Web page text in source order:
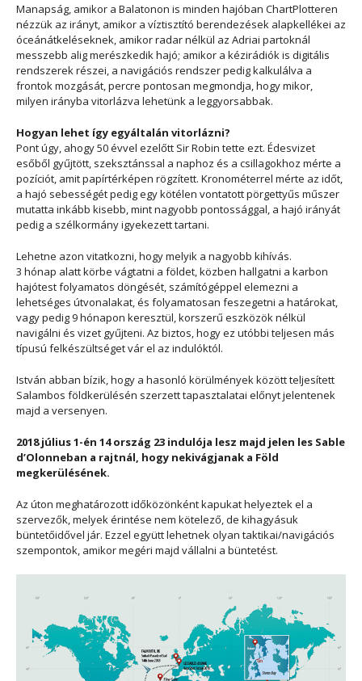
Manapság, amikor a Balatonon is minden hajóban ChartPlotteren
nézzük az irányt, amikor a víztisztító berendezések alapkellékei az
óceánátkeléseknek, amikor radar nélkül az Adriai partoknál
messzebb alig merészkedik hajó; amikor a kézirádiók is digitális
rendszerek részei, a navigációs rendszer pedig kalkulálva a
frontok mozgását, percre pontosan megmondja, hogy mikor,
milyen irányba vitorlázva lehetünk a leggyorsabbak.
Hogyan lehet így egyáltalán vitorlázni?
Pont úgy, ahogy 50 évvel ezelőtt Sir Robin tette ezt. Édesvizet
esőből gyűjtött, szeksztánssal a naphoz és a csillagokhoz mérte a
pozíciót, amit papírtérképen rögzített. Kronométerrel mérte az időt,
a hajó sebességét pedig egy kötélen vontatott pörgettyűs műszer
mutatta inkább kisebb, mint nagyobb pontossággal, a hajó irányát
pedig a szélkormány igyekezett tartani.
Lehetne azon vitatkozni, hogy melyik a nagyobb kihívás.
3 hónap alatt körbe vágtatni a földet, közben hallgatni a karbon
hajótest folyamatos döngését, számítógéppel elemezni a
lehetséges útvonalakat, és folyamatosan feszegetni a határokat,
vagy pedig 9 hónapon keresztül, korszerű eszközök nélkül
navigálni és vizet gyűjteni. Az biztos, hogy ez utóbbi teljesen más
típusú felkészültséget vár el az indulóktól.
István abban bízik, hogy a hasonló körülmények között teljesített
Salambos földkerülésén szerzett tapasztalatai előnyt jelentenek
majd a versenyen.
2018 július 1-én 14 ország 23 indulója lesz majd jelen les Sable
d’Olonneban a rajtnál, hogy nekivágjanak a Föld
megkerülésének.
Az úton meghatározott időközönként kapukat helyeztek el a
szervezők, melyek érintése nem kötelező, de kihagyásuk
büntetőidővel jár. Ezzel együtt lehetnek olyan taktikai/navigációs
szempontok, amikor megéri majd vállalni a büntetést.